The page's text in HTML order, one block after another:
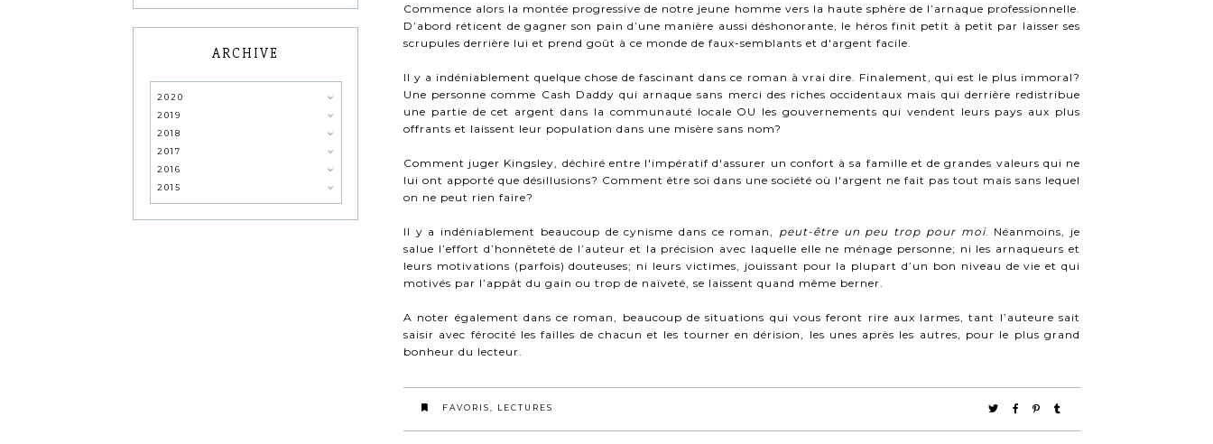
Commence alors la montée progressive de notre jeune homme vers la haute sphère de l’arnaque professionnelle.
D’abord réticent de gagner son pain d’une manière aussi déshonorante, le héros finit petit à petit par laisser ses
scrupules derrière lui et prend goût à ce monde de faux-semblants et d'argent facile.
Il y a indéniablement quelque chose de fascinant dans ce roman à vrai dire. Finalement, qui est le plus immoral?
Une personne comme Cash Daddy qui arnaque sans merci des riches occidentaux mais qui derrière redistribue
une partie de cet argent dans la communauté locale OU les gouvernements qui vendent leurs pays aux plus
offrants et laissent leur population dans une misère sans nom?
Comment juger Kingsley, déchiré entre l'impératif d'assurer un confort à sa famille et de grandes valeurs qui ne
lui ont apporté que désillusions? Comment être soi dans une société où l'argent ne fait pas tout mais sans lequel
on ne peut rien faire?
Il y a indéniablement beaucoup de cynisme dans ce roman, peut-être un peu trop pour moi. Néanmoins, je
salue l’effort d’honnêteté de l’auteur et la précision avec laquelle elle ne ménage personne; ni les arnaqueurs et
leurs motivations (parfois) douteuses; ni leurs victimes, jouissant pour la plupart d’un bon niveau de vie et qui
motivés par l’appât du gain ou trop de naïveté, se laissent quand même berner.
A noter également dans ce roman, beaucoup de situations qui vous feront rire aux larmes, tant l’auteure sait
saisir avec férocité les failles de chacun et les tourner en dérision, les unes après les autres, pour le plus grand
bonheur du lecteur.
FAVORIS LECTURES
ARCHIVE
2020
2019
2018
2017
2016
2015